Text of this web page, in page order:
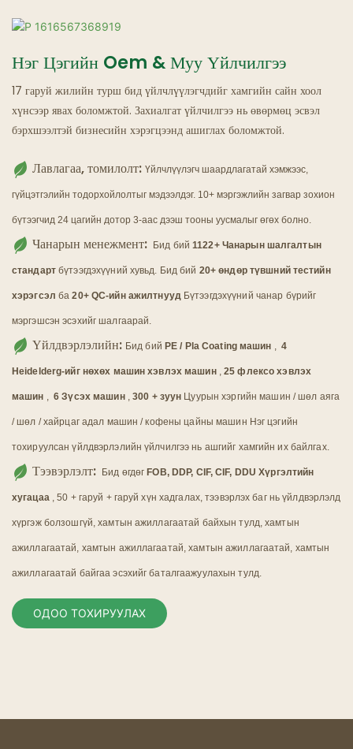
Нэг Цэгийн Oem & Муу Үйлчилгээ
17 гаруй жилийн турш бид үйлчлүүлэгчдийг хамгийн сайн хоол
хүнсээр явах боломжтой. Захиалгат үйлчилгээ нь өвөрмөц эсвэл
бэрхшээлтэй бизнесийн хэрэгцээнд ашиглах боломжтой.
Лавлагаа, томилолт: Үйлчлүүлэгч шаардлагатай хэмжээс,
гүйцэтгэлийн тодорхойлолтыг мэдээлдэг. 10+ мэргэжлийн загвар зохион
бүтээгчид 24 цагийн дотор 3-аас дээш тооны уусмалыг өгөх болно.
Чанарын менежмент: Бид бий1122+ Чанарын шалгалтын
стандартбүтээгдэхүүний хувьд. Бид бий 20+ өндөр түвшний тестийн
хэрэгсэлба20+ QC-ийн ажилтнууд Бүтээгдэхүүний чанар бүрийг
мэргэшсэн эсэхийг шалгаарай.
Үйлдвэрлэлийн: Бид бий PE / Pla Coating машин , 4
Heidelderg-ийг нөхөх машин хэвлэх машин ,25 флексо хэвлэх
машин , 6 Зүсэх машин ,300 + зуун Цуурын хэргийн машин / шөл аяга
/ шөл / хайрцаг адал машин / кофены цайны машин Нэг цэгийн
тохируулсан үйлдвэрлэлийн үйлчилгээ нь ашгийг хамгийн их байлгах.
Тээвэрлэлт: Бид өгдөг FOB, DDP, CIF, CIF, DDU Хүргэлтийн
хугацаа , 50 + гаруй + гаруй хүн хадгалах, тээвэрлэх баг нь үйлдвэрлэлд
хүргэж болзошгүй, хамтын ажиллагаатай байхын тулд, хамтын
ажиллагаатай, хамтын ажиллагаатай, хамтын ажиллагаатай, хамтын
ажиллагаатай байгаа эсэхийг баталгаажуулахын тулд.
ОДОО ТОХИРУУЛАХ